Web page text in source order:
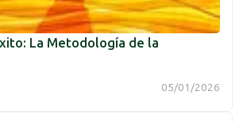
La Metodología de la
05/01/2026